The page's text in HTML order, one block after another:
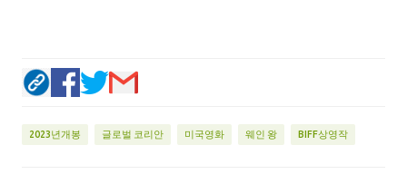
2023년개봉 글로벌 코리안 미국영화 웨인 왕 BIFF상영작